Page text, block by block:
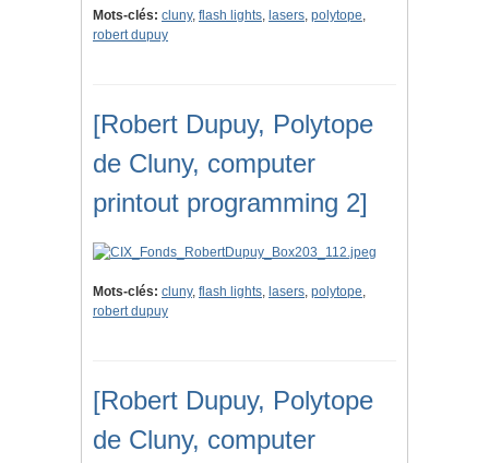
Mots-clés: cluny, flash lights, lasers, polytope,
robert dupuy
[Robert Dupuy, Polytope
de Cluny, computer
printout programming 2]
Mots-clés: cluny, flash lights, lasers, polytope,
robert dupuy
[Robert Dupuy, Polytope
de Cluny, computer